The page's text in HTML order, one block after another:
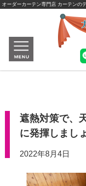
オーダーカーテン専門店 カーテンの
遮熱対策で、
に発揮しまし
2022年8月4日